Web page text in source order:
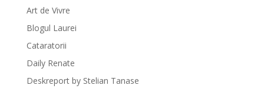
Art de Vivre
Blogul Laurei
Cataratorii
Daily Renate
Deskreport by Stelian Tanase